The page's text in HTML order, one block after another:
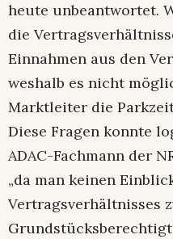
heute unbeantwortet.
die
Einnahmen aus den
weshalb es nicht
Marktleiter die
Diese Fragen konnte
ADAC-Fachmann der
„da man keinen
Vertragsverhältnisses